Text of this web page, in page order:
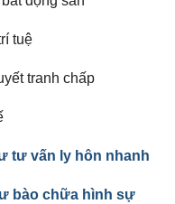
tuệ
tranh chấp
tư vấn ly hôn nhanh
bào chữa hình sự